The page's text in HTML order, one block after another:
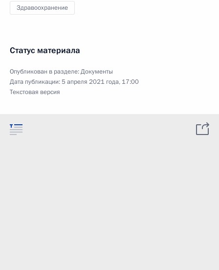
Здравоохранение
Статус материала
Опубликован в разделе:Документы
Дата публикации:5 апреля 2021 года, 17:00
Текстовая версия